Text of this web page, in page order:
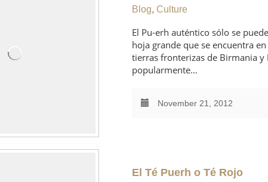
Blog, Culture
El Pu-erh auténtico sólo se
hoja grande que se encuentra
tierras fronterizas de Birmania y
popularmente…
November 21, 2012
El Té Puerh o Té Rojo